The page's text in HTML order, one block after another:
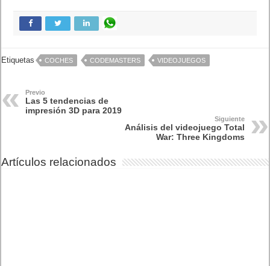
Etiquetas COCHES CODEMASTERS VIDEOJUEGOS
Previo
Las 5 tendencias de
impresión 3D para 2019
Siguiente
Análisis del videojuego Total
War: Three Kingdoms
Artículos relacionados